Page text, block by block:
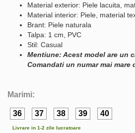
Material exterior: Piele lacuita,
Material interior: Piele, material
Brant: Piele naturala
Talpa: 1 cm, PVC
Stil: Casual
Mentiune: Acest model are un
Comandati un numar mai mare
Marimi:
36 37 38 39 40
Livrare in 1-2 zile lucratoare